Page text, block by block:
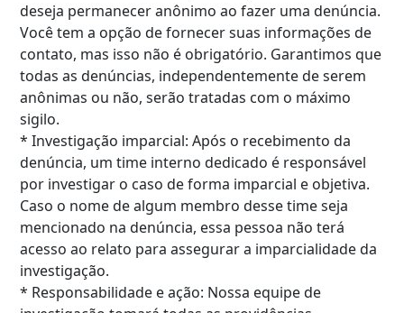
deseja permanecer anônimo ao fazer uma denúncia.
Você tem a opção de fornecer suas informações de
contato, mas isso não é obrigatório. Garantimos que
todas as denúncias, independentemente de serem
anônimas ou não, serão tratadas com o máximo
sigilo.
* Investigação imparcial: Após o recebimento da
denúncia, um time interno dedicado é responsável
por investigar o caso de forma imparcial e objetiva.
Caso o nome de algum membro desse time seja
mencionado na denúncia, essa pessoa não terá
acesso ao relato para assegurar a imparcialidade da
investigação.
* Responsabilidade e ação: Nossa equipe de